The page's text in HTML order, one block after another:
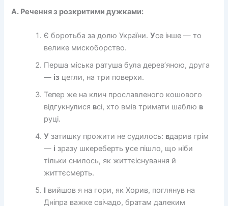
А. Речення з розкритими дужками:
Є боротьба за долю України.Усе інше — то
велике мискоборство.
Перша міська ратуша була дерев’яною, друга
— із цегли, на три поверхи.
Тепер же на клич прославленого кошового
відгукнулися всі, хто вмів тримати шаблю в
руці.
У затишку прожити не судилось: вдарив грім
— і зразу шкеребертьусе пішло, що ніби
тільки снилось, як життєіснування й
життєсмерть.
І вийшов я на гори, як Хорив, поглянув на
Дніпра важке свічадо, братам далеким